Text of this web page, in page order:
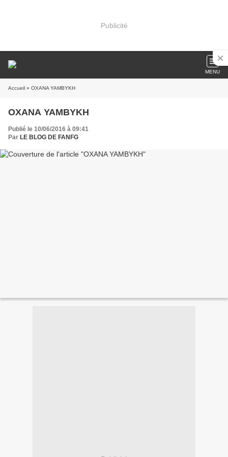
Publicité
MENU
Accueil » OXANA YAMBYKH
OXANA YAMBYKH
Publié le 10/06/2016 à 09:41
Par LE BLOG DE FANFG